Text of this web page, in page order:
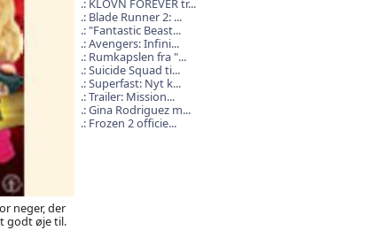
neger, der
godt øje til.
KLOVN FOREVER tr...
Blade Runner 2: ...
"Fantastic Beast...
Avengers: Infini...
Rumkapslen fra "...
Suicide Squad ti...
Superfast: Nyt k...
Trailer: Mission...
Gina Rodriguez m...
Frozen 2 officie...